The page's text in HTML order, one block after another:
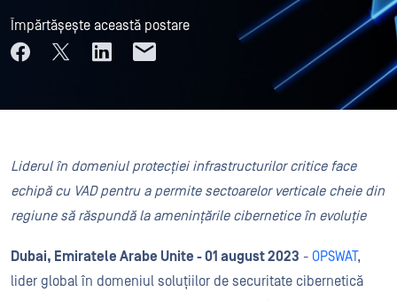
Împărtășește această postare
Liderul în domeniul protecției infrastructurilor critice face
echipă cu VAD pentru a permite sectoarelor verticale cheie din
regiune să răspundă la amenințările cibernetice în evoluție
Dubai, Emiratele Arabe Unite - 01 august 2023 - OPSWAT,
lider global în domeniul soluțiilor de securitate cibernetică